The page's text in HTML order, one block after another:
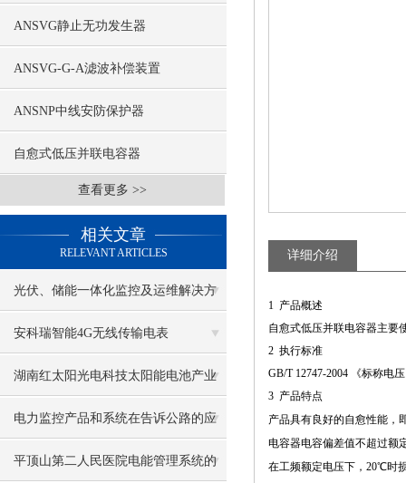
ANSVG静止无功发生器
ANSVG-G-A滤波补偿装置
ANSNP中线安防保护器
自愈式低压并联电容器
查看更多 >>
相关文章
RELEVANT ARTICLES
光伏、储能一体化监控及运维解决方
案
安科瑞智能4G无线传输电表
ADW300/4G
湖南红太阳光电科技太阳能电池产业
园项目电气火灾监控系统的研究与应
用
电力监控产品和系统在告诉公路的应
用
平顶山第二人民医院电能管理系统的
详细介绍
1 产品概述
自愈式低压并联电容器主要
2 执行标准
GB/T 12747-2004 《标称电
3 产品特点
产品具有良好的自愈性能，
电容器电容偏差值不超过额
在工频额定电压下，20℃时